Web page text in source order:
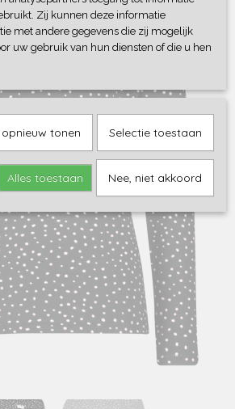
Zij kunnen deze informatie
met andere gegevens die zij mogelijk
uw gebruik van hun diensten of die u hen
tonen Selectie toestaan
Alles toestaan Nee, niet akkoord